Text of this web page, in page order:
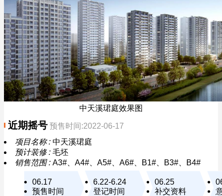
中天溪珺庭效果图
近期摇号 预售时间:2022-06-17
项目名称 : 中天溪珺庭
预计装修 : 毛坯
销售范围 : A3#、A4#、A5#、A6#、B1#、B3#、B4#
06.17
预售时间
6.22-6.24
登记时间
06.25
补交资料